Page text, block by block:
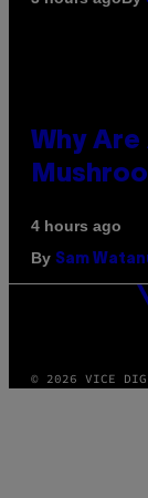
Why
4 hours ago
By Sam
© 2026 VICE